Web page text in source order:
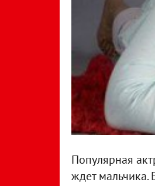
Популярная
ждет мальчика.